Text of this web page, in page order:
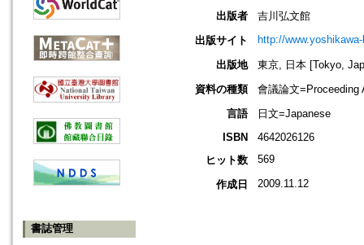
書誌管理
出版者
吉川弘文館
出版サイト
http://
出版地
東京, 日本 [Tokyo,
資料の種類
會議論文=Proceeding
言語
日文=Japanese
ISBN
4642026126
ヒット数
569
作成日 2009.11.12